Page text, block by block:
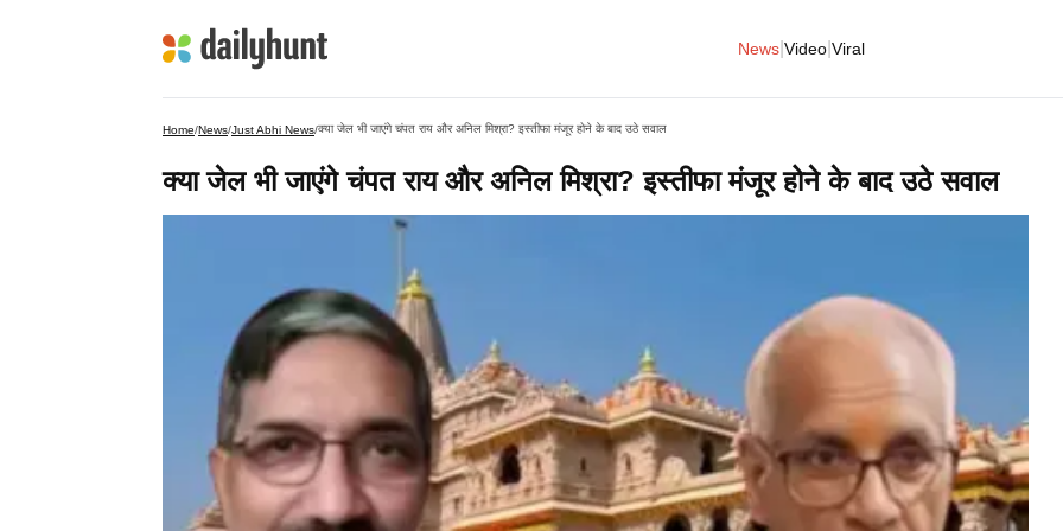
News Video Viral
Home/News/Just Abhi News/क्या जेल भी जाएंगे चंपत राय और अनिल मिश्रा? इस्तीफा मंजूर होने के बाद उठे सवाल​
क्या जेल भी जाएंगे चंपत राय और अनिल मिश्रा? इस्तीफा मंजूर होने के बाद उठे सवाल​